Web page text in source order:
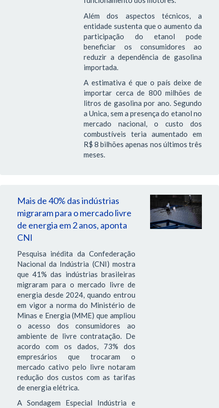
Além dos aspectos técnicos, a
entidade sustenta que o aumento da
participação do etanol pode
beneficiar os consumidores ao
reduzir a dependência de gasolina
importada.
A estimativa é que o país deixe de
importar cerca de 800 milhões de
litros de gasolina por ano. Segundo
a Unica, sem a presença do etanol no
mercado nacional, o custo dos
combustíveis teria aumentado em
R$ 8 bilhões apenas nos últimos três
meses.
Mais de 40% das indústrias
migraram para o mercado livre
de energia em 2 anos, aponta
CNI
Pesquisa inédita da Confederação
Nacional da Indústria (CNI) mostra
que 41% das indústrias brasileiras
migraram para o mercado livre de
energia desde 2024, quando entrou
em vigor a norma do Ministério de
Minas e Energia (MME) que ampliou
o acesso dos consumidores ao
ambiente de livre contratação. De
acordo com os dados, 73% dos
empresários que trocaram o
mercado cativo pelo livre notaram
redução dos custos com as tarifas
de energia elétrica.
A Sondagem Especial Indústria e